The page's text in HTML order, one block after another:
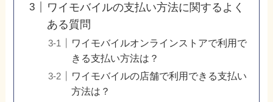
ワイモバイルの支払い方法に関するよく
ある質問
ワイモバイルオンラインストアで利用で
きる支払い方法は？
ワイモバイルの店舗で利用できる支払い
方法は？